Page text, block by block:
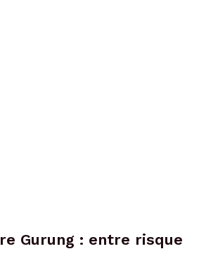
Gurung : entre risque